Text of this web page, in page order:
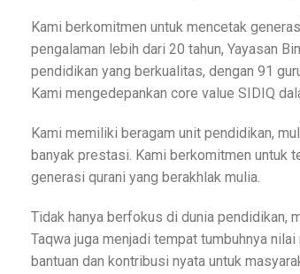
Kami berkomitmen untuk mencetak
pengalaman lebih dari 20 tahun, Yayasan
pendidikan yang berkualitas, dengan 91
Kami mengedepankan core value SIDIQ
Kami memiliki beragam unit pendidikan,
banyak prestasi. Kami berkomitmen untuk
generasi qurani yang berakhlak mulia.
Tidak hanya berfokus di dunia pendidikan,
Taqwa juga menjadi tempat tumbuhnya
bantuan dan kontribusi nyata untuk